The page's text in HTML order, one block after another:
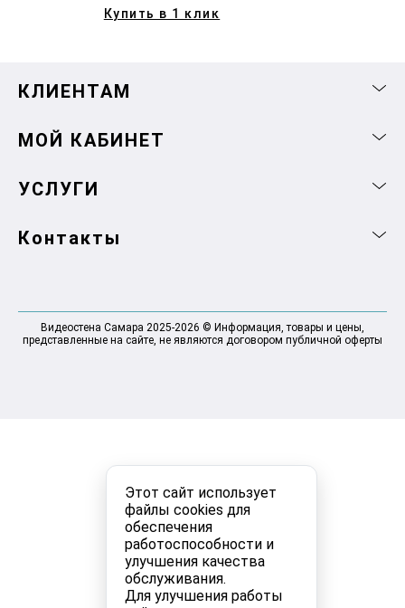
Этот сайт использует
файлы cookies для
обеспечения
работоспособности и
улучшения качества
обслуживания.
Для улучшения работы
Купить в 1 клик
КЛИЕНТАМ
МОЙ КАБИНЕТ
УСЛУГИ
Контакты
Видеостена Самара 2025-2026 © Информация, товары и цены,
представленные на сайте, не являются договором публичной оферты